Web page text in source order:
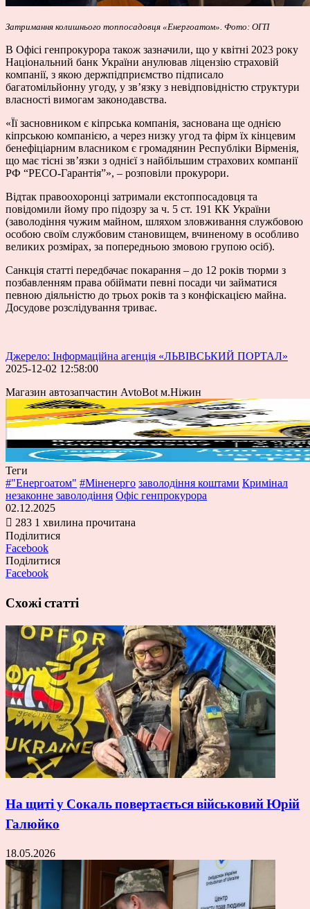
Затримання колишнього топпосадовця «Енергоатом». Фото: ОГП
В Офісі генпрокурора також зазначили, що у квітні 2023 року
Національний банк України анулював ліцензію страховій
компанії, з якою держпідприємство підписало
багатомільйонну угоду, у зв’язку з невідповідністю структури
власності вимогам законодавства.
«Її засновником є кіпрська компанія, заснована ще однією
кіпрською компанією, а через низку угод та фірм їх кінцевим
бенефіціарним власником є громадянин Республіки Вірменія,
що має тісні зв’язки з однієї з найбільшим страхових компанії
РФ “РЕСО-Гарантія”», – розповіли прокурори.
Відтак правоохоронці затримали екстоппосадовця та
повідомили йому про підозру за ч. 5 ст. 191 КК України
(заволодіння чужим майном, шляхом зловживання службовою
особою своїм службовим становищем, вчиненому в особливо
великих розмірах, за попередньою змовою групою осіб).
Санкція статті передбачає покарання – до 12 років тюрми з
позбавленням права обіймати певні посади чи займатися
певною діяльністю до трьох років та з конфіскацією майна.
Досудове розслідування триває.
Джерело: Інформаційна агенція «ЛЬВІВСЬКИЙ ПОРТАЛ»
2025-12-02 12:58:00
Магазин автозапчастин AvtoBot м.Ніжин
Теги
#"Енергоатом" #Міненерго заволодіння коштами Кримінал
незаконне заволодіння Офіс генпрокурора
02.12.2025
283 1 хвилина прочитана
Поділитися
Facebook
Поділитися
Facebook
Схожі статті
На щиті у Сокаль повертається військовий Юрій
Галюйко
18.05.2026